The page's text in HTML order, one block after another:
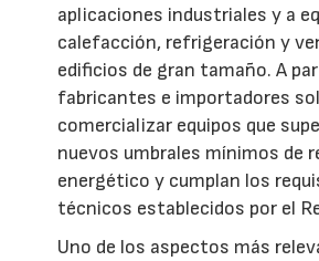
aplicaciones industriales y a
calefacción, refrigeración y
edificios de gran tamaño. A
fabricantes e importadores
comercializar equipos que
nuevos umbrales mínimos de
energético y cumplan los
técnicos establecidos por el
Uno de los aspectos más